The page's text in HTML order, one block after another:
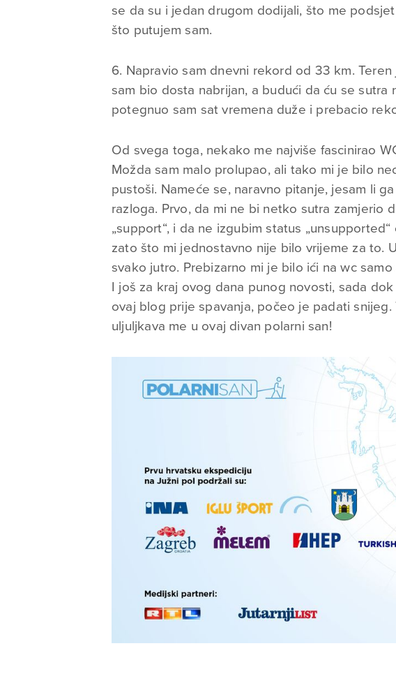
se da su i jedan drugom dodijali, što me
što putujem sam.
6. Napravio sam dnevni rekord od 33 km.
sam bio dosta nabrijan, a budući da ću se sutra
potegnuo sam sat vremena duže i prebacio
Od svega toga, nekako me najviše fascinirao
Možda sam malo prolupao, ali tako mi je bilo
pustoši. Nameće se, naravno pitanje, jesam li
razloga. Prvo, da mi ne bi netko sutra zamjerio
„support“, i da ne izgubim status
zato što mi jednostavno nije bilo vrijeme za to.
svako jutro. Prebizarno mi je bilo ići na wc
I još za kraj ovog dana punog novosti, sada
ovaj blog prije spavanja, počeo je padati
uljuljkava me u ovaj divan polarni san!